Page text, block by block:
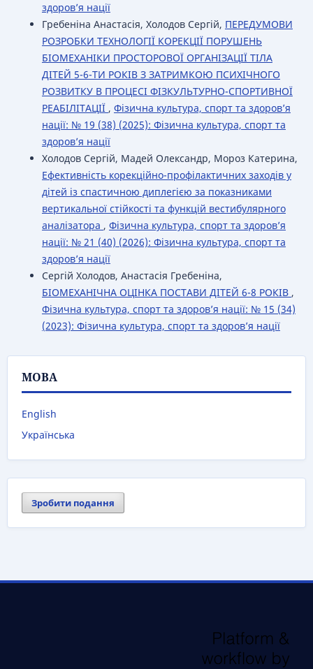
здоров’я нації
Гребеніна Анастасія, Холодов Сергій, ПЕРЕДУМОВИ
РОЗРОБКИ ТЕХНОЛОГІЇ КОРЕКЦІЇ ПОРУШЕНЬ
БІОМЕХАНІКИ ПРОСТОРОВОЇ ОРГАНІЗАЦІЇ ТІЛА
ДІТЕЙ 5-6-ТИ РОКІВ З ЗАТРИМКОЮ ПСИХІЧНОГО
РОЗВИТКУ В ПРОЦЕСІ ФІЗКУЛЬТУРНО-СПОРТИВНОЇ
РЕАБІЛІТАЦІЇ , Фізична культура, спорт та здоров’я
нації: № 19 (38) (2025): Фізична культура, спорт та
здоров’я нації
Холодов Сергій, Мадей Олександр, Мороз Катерина,
Ефективність корекційно-профілактичних заходів у
дітей із спастичною диплегією за показниками
вертикальної стійкості та функцій вестибулярного
аналізатора , Фізична культура, спорт та здоров’я
нації: № 21 (40) (2026): Фізична культура, спорт та
здоров’я нації
Сергій Холодов, Анастасія Гребеніна,
БІОМЕХАНІЧНА ОЦІНКА ПОСТАВИ ДІТЕЙ 6-8 РОКІВ ,
Фізична культура, спорт та здоров’я нації: № 15 (34)
(2023): Фізична культура, спорт та здоров’я нації
МОВА
English
Українська
Зробити подання